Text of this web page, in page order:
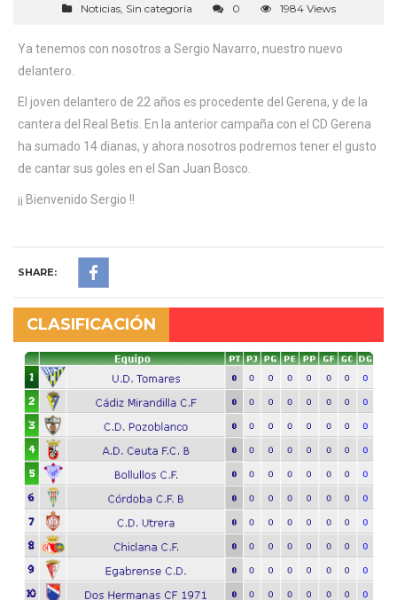
Noticias, Sin categoría 0 1984 Views
Ya tenemos con nosotros a Sergio Navarro, nuestro nuevo
delantero.
El joven delantero de 22 años es procedente del Gerena, y de la
cantera del Real Betis. En la anterior campaña con el CD Gerena
ha sumado 14 dianas, y ahora nosotros podremos tener el gusto
de cantar sus goles en el San Juan Bosco.
¡¡ Bienvenido Sergio !!
SHARE:
CLASIFICACIÓN